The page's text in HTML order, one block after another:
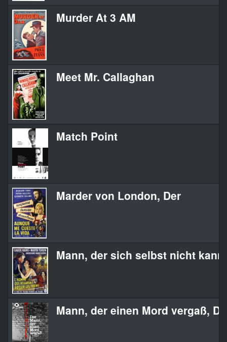
Murder At 3 AM
Meet Mr. Callaghan
Match Point
Marder von London, Der
Mann, der sich selbst nicht
Mann, der einen Mord vergaß,